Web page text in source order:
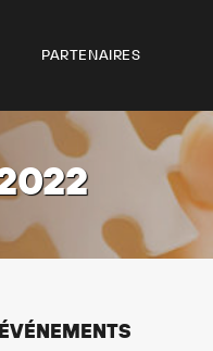
PARTENAIRES